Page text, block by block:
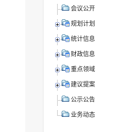
会议公开
规划计划
统计信息
财政信息
重点领域
建议提案
公示公告
业务动态